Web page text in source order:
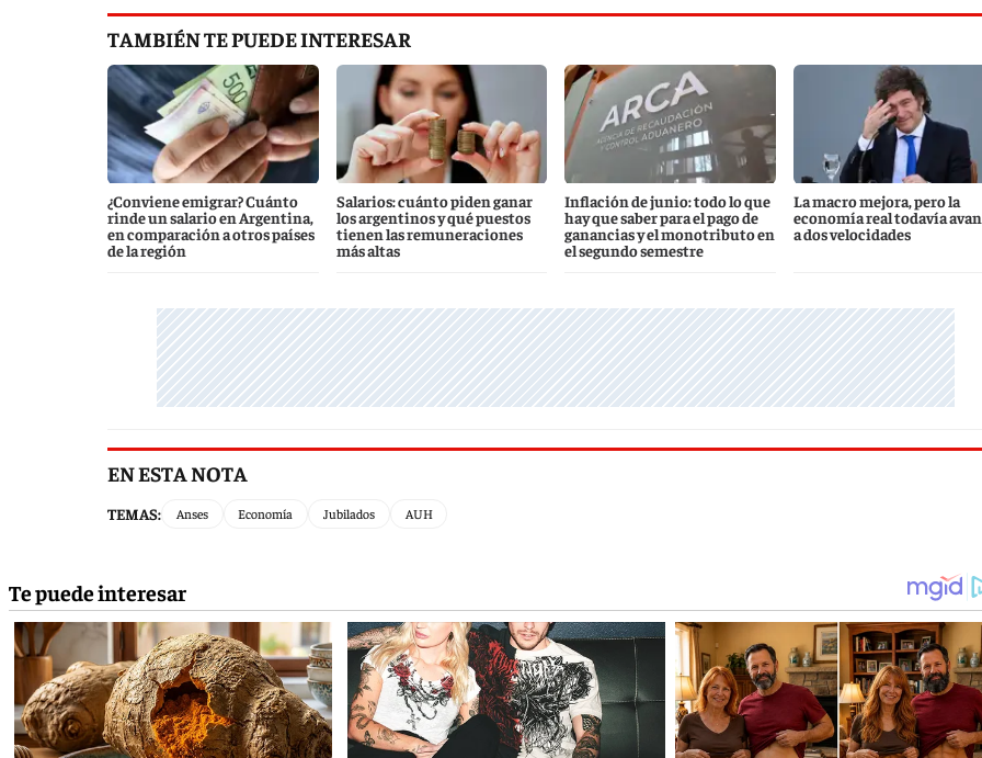
TAMBIÉN TE PUEDE INTERESAR
¿Conviene emigrar? Cuánto
rinde un salario en Argentina,
en comparación a otros países
de la región
Salarios: cuánto piden ganar
los argentinos y qué puestos
tienen las remuneraciones
más altas
Inflación de junio: todo lo que
hay que saber para el pago de
ganancias y el monotributo en
el segundo semestre
La macro mejora, pero la
economía real todavía
a dos velocidades
EN ESTA NOTA
TEMAS: Anses Economía Jubilados AUH